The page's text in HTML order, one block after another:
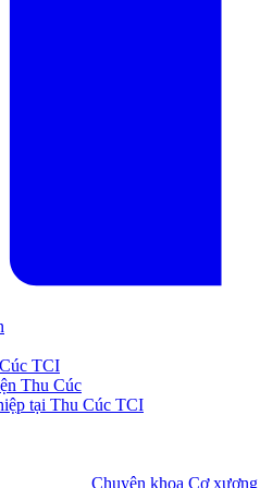
TCI
Thu Cúc
tại Thu Cúc TCI
Chuyên khoa Cơ